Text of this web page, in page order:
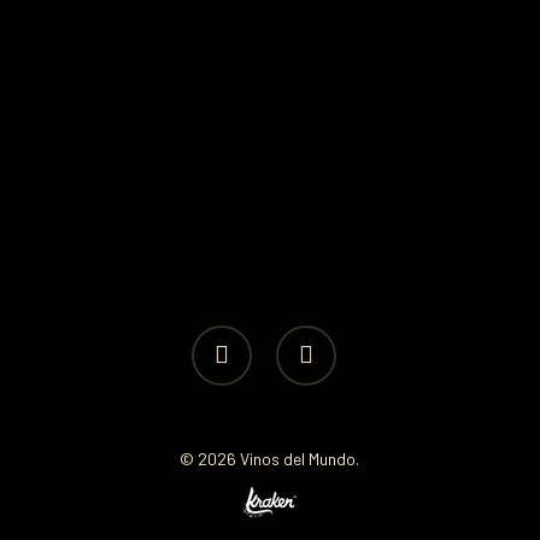
facebook instagram
© 2026 Vinos del Mundo.